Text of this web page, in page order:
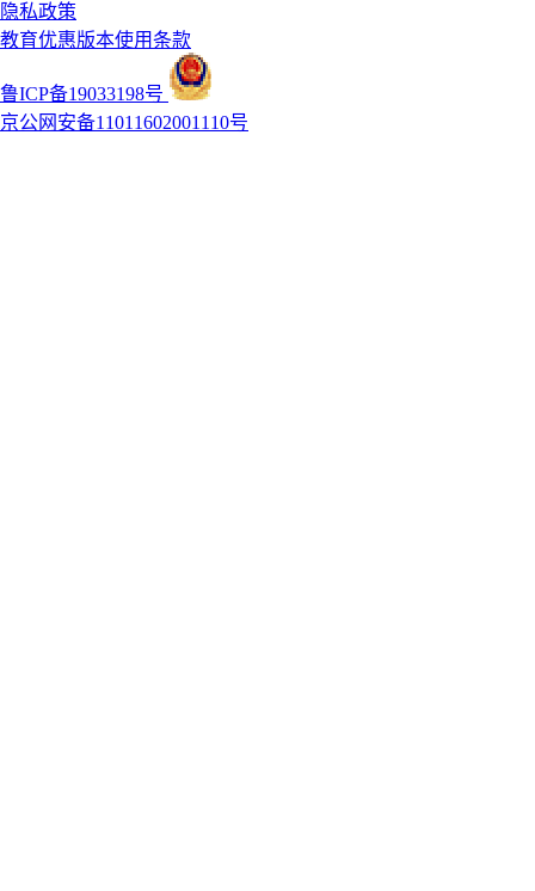
隐私政策
教育优惠版本使用条款
鲁ICP备19033198号
京公网安备11011602001110号